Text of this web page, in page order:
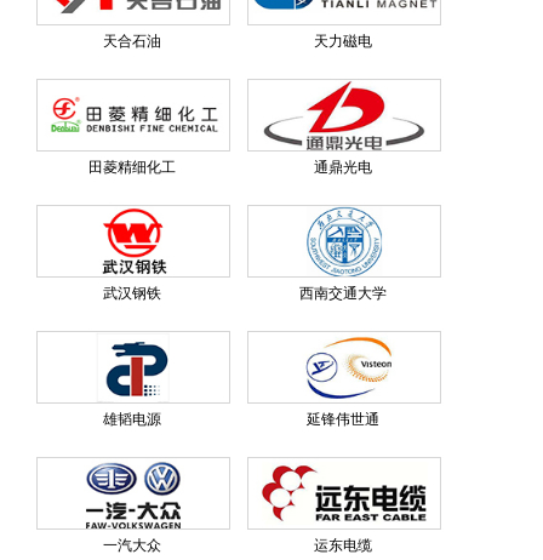
天合石油 天力磁电
田菱精细化工 通鼎光电
武汉钢铁 西南交通大学
雄韬电源 延锋伟世通
一汽大众 运东电缆